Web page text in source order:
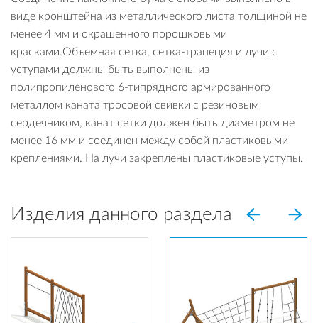
виде кронштейна из металлического листа толщиной не
менее 4 мм и окрашенного порошковыми
красками.Объемная сетка, сетка-трапеция и лучи с
уступами должны быть выполнены из
полипропиленового 6-типрядного армированного
металлом каната тросовой свивки с резиновым
сердечником, канат сетки должен быть диаметром не
менее 16 мм и соединен между собой пластиковыми
креплениями. На лучи закреплены пластиковые уступы.
Изделия данного раздела